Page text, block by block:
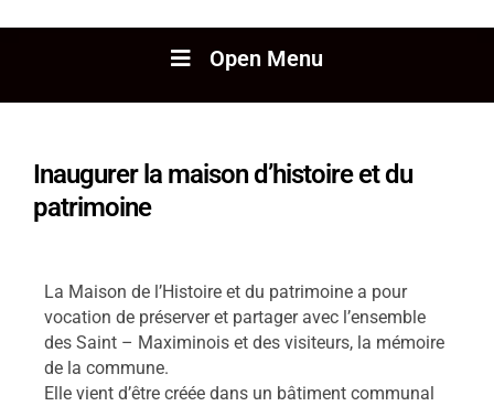
Open Menu
Inaugurer la maison d’histoire et du
patrimoine
La Maison de l’Histoire et du patrimoine a pour
vocation de préserver et partager avec l’ensemble
des Saint – Maximinois et des visiteurs, la mémoire
de la commune.
Elle vient d’être créée dans un bâtiment communal